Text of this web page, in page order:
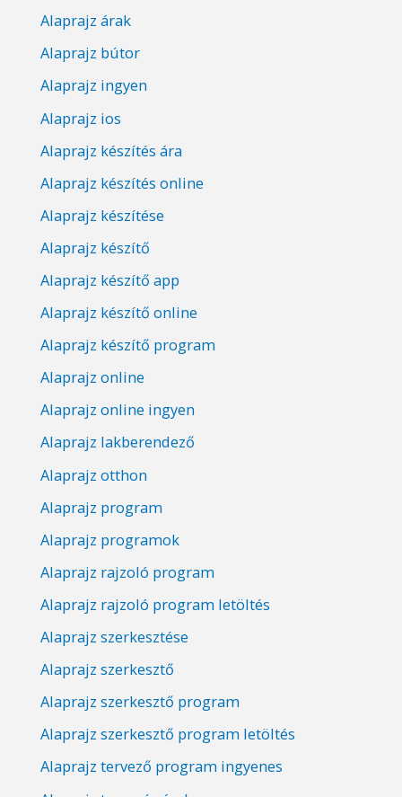
Alaprajz árak
Alaprajz bútor
Alaprajz ingyen
Alaprajz ios
Alaprajz készítés ára
Alaprajz készítés online
Alaprajz készítése
Alaprajz készítő
Alaprajz készítő app
Alaprajz készítő online
Alaprajz készítő program
Alaprajz online
Alaprajz online ingyen
Alaprajz lakberendező
Alaprajz otthon
Alaprajz program
Alaprajz programok
Alaprajz rajzoló program
Alaprajz rajzoló program letöltés
Alaprajz szerkesztése
Alaprajz szerkesztő
Alaprajz szerkesztő program
Alaprajz szerkesztő program letöltés
Alaprajz tervező program ingyenes